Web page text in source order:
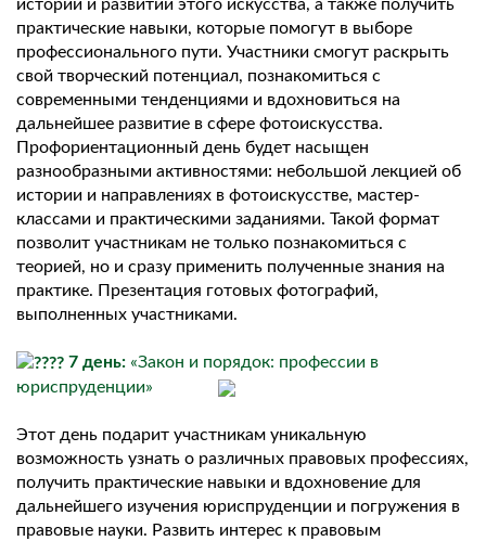
истории и развитии этого искусства, а также получить
практические навыки, которые помогут в выборе
профессионального пути. Участники смогут раскрыть
свой творческий потенциал, познакомиться с
современными тенденциями и вдохновиться на
дальнейшее развитие в сфере фотоискусства.
Профориентационный день будет насыщен
разнообразными активностями: небольшой лекцией об
истории и направлениях в фотоискусстве, мастер-
классами и практическими заданиями. Такой формат
позволит участникам не только познакомиться с
теорией, но и сразу применить полученные знания на
практике. Презентация готовых фотографий,
выполненных участниками.
7 день: «Закон и порядок: профессии в
юриспруденции»
Этот день подарит участникам уникальную
возможность узнать о различных правовых профессиях,
получить практические навыки и вдохновение для
дальнейшего изучения юриспруденции и погружения в
правовые науки. Развить интерес к правовым